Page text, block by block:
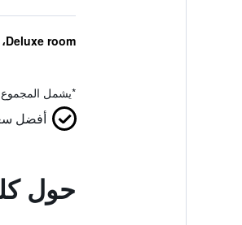
Deluxe room، نوع السرير غير معروف
*يشمل المجموع
أفضل
حول